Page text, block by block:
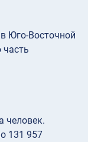
Юго-Восточной
человек.
131 957